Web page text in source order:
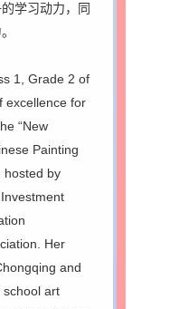
学习动力，同
1, Grade 2 of
excellence for
“New
Painting
hosted by
Her
and
school art